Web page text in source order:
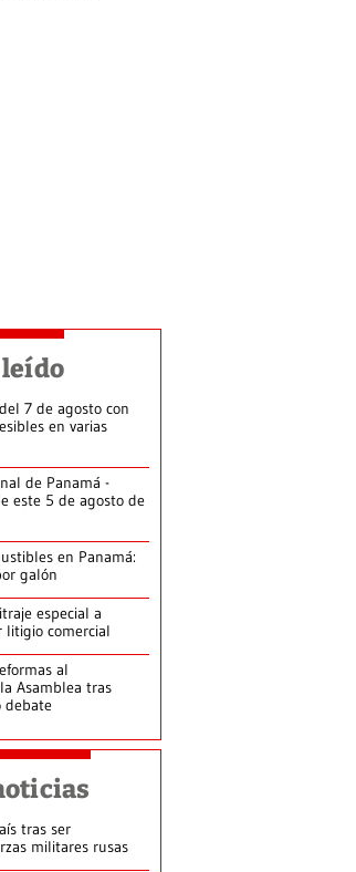
leído
7 de agosto con
en varias
de Panamá -
este 5 de agosto de
en Panamá:
galón
especial a
litigio comercial
al
Asamblea tras
debate
tras ser
militares rusas